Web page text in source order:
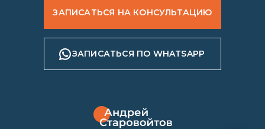
ЗАПИСАТЬСЯ ПО WHATSAPP
ЗАПИСАТЬСЯ НА КОНСУЛЬТАЦИЮ